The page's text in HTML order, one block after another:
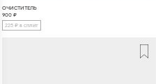
ОЧИСТИТЕЛЬ
900 ₽
225 ₽ в сплит